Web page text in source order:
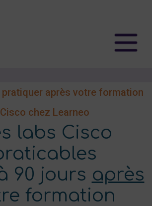
pratiquer après votre formation
Cisco chez Learneo
labs Cisco
90 jours après
formation